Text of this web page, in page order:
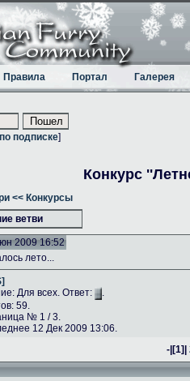
Правила Портал Галерея
по подписке]
Конкурс
<< Конкурсы
ветви
2009 16:52
лето...
Для всех. Ответ:
.
59.
№ 1 / 3.
12 Дек 2009 13:06.
-|[1]|